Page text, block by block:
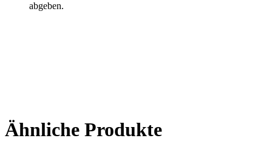
abgeben.
Ähnliche Produkte